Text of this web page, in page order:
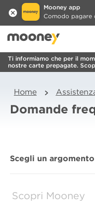
Mooney app
Comodo pagare
Ti informiamo che per il
nostre carte prepagate.
Home
Domande
Scegli un argomento
Scopri Mooney